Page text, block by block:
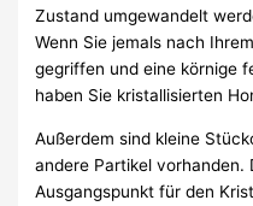
Zustand umgewandelt
Wenn Sie jemals nach
gegriffen und eine körnige
haben Sie kristallisierten
Außerdem sind kleine
andere Partikel vorhanden.
Ausgangspunkt für den